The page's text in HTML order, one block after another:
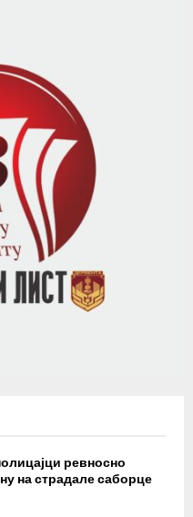
ревносно
на страдале саборце